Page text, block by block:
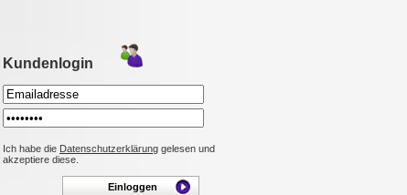
Kundenlogin
Ich habe die Datenschutzerklärung gelesen und
akzeptiere diese.